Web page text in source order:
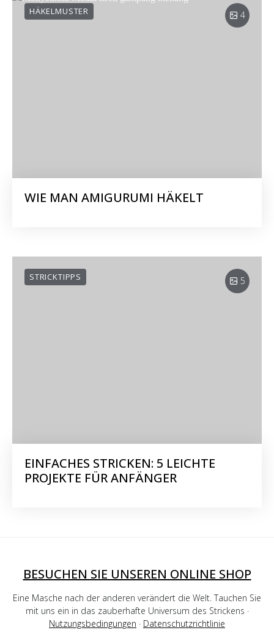
4
HÄKELMUSTER
WIE MAN AMIGURUMI HÄKELT
5
STRICKTIPPS
EINFACHES STRICKEN: 5 LEICHTE
PROJEKTE FÜR ANFÄNGER
BESUCHEN SIE UNSEREN ONLINE SHOP
Eine Masche nach der anderen verändert die Welt. Tauchen Sie
mit uns ein in das zauberhafte Universum des Strickens ·
Nutzungsbedingungen · Datenschutzrichtlinie